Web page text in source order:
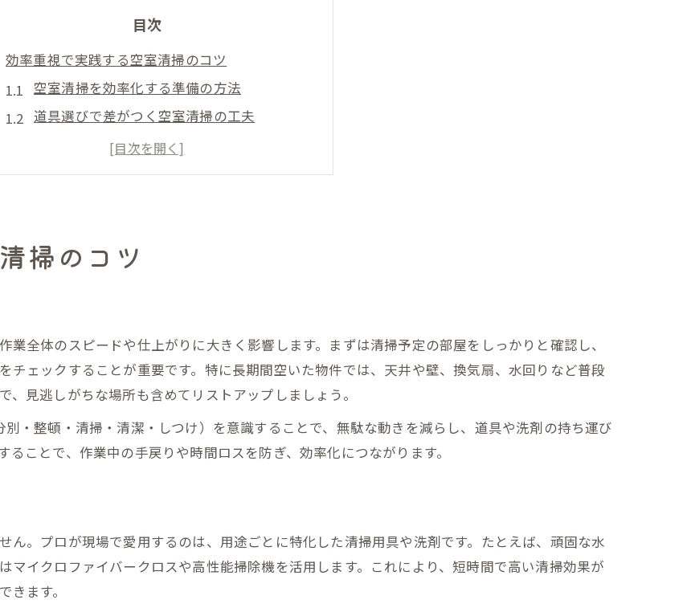
目次
効率重視で実践する空室清掃のコツ
空室清掃を効率化する準備の方法
道具選びで差がつく空室清掃の工夫
時間短縮につながる空室清掃の動線
作業前の空室清掃ポイント整理術
空室清掃の流れを理解するために
プロの視点で見る空室清掃の注意点
空室清掃で押さえたい水回り対策
手順を守る空室清掃の現場技術
現場で役立つ空室清掃の手順管理法
空室清掃の順序を守るメリットとは
空室清掃の質を上げる時間配分の工夫
空室清掃の徹底ポイントを紹介
見落としがちな空室清掃の徹底箇所
掃のコツ
全体のスピードや仕上がりに大きく影響します。まずは清掃予定の部屋をしっかりと確認し、
チェックすることが重要です。特に長期間空いた物件では、天井や壁、換気扇、水回りなど普段
見逃しがちな場所も含めてリストアップしましょう。
・整頓・清掃・清潔・しつけ）を意識することで、無駄な動きを減らし、道具や洗剤の持ち運び
ことで、作業中の手戻りや時間ロスを防ぎ、効率化につながります。
ん。プロが現場で愛用するのは、用途ごとに特化した清掃用具や洗剤です。たとえば、頑固な水
マイクロファイバークロスや高性能掃除機を活用します。これにより、短時間で高い清掃効果が
ます。